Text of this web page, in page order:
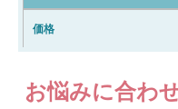
お悩みに合わ